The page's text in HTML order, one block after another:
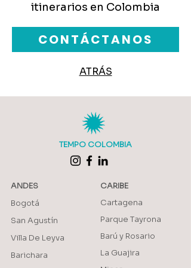
itinerarios en Colombia
CONTÁCTANOS
ATRÁS
TEMPO COLOMBIA
ANDES
CARIBE
Bogotá
Cartagena
San Agustín
Parque Tayrona
Villa De Leyva
Barú y Rosario
Barichara
La Guajira